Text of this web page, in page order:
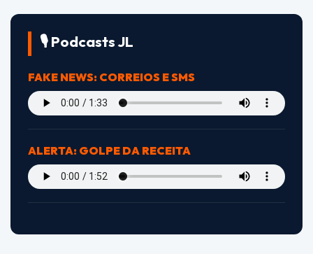
🎙️ Podcasts JL
FAKE NEWS: CORREIOS E SMS
ALERTA: GOLPE DA RECEITA